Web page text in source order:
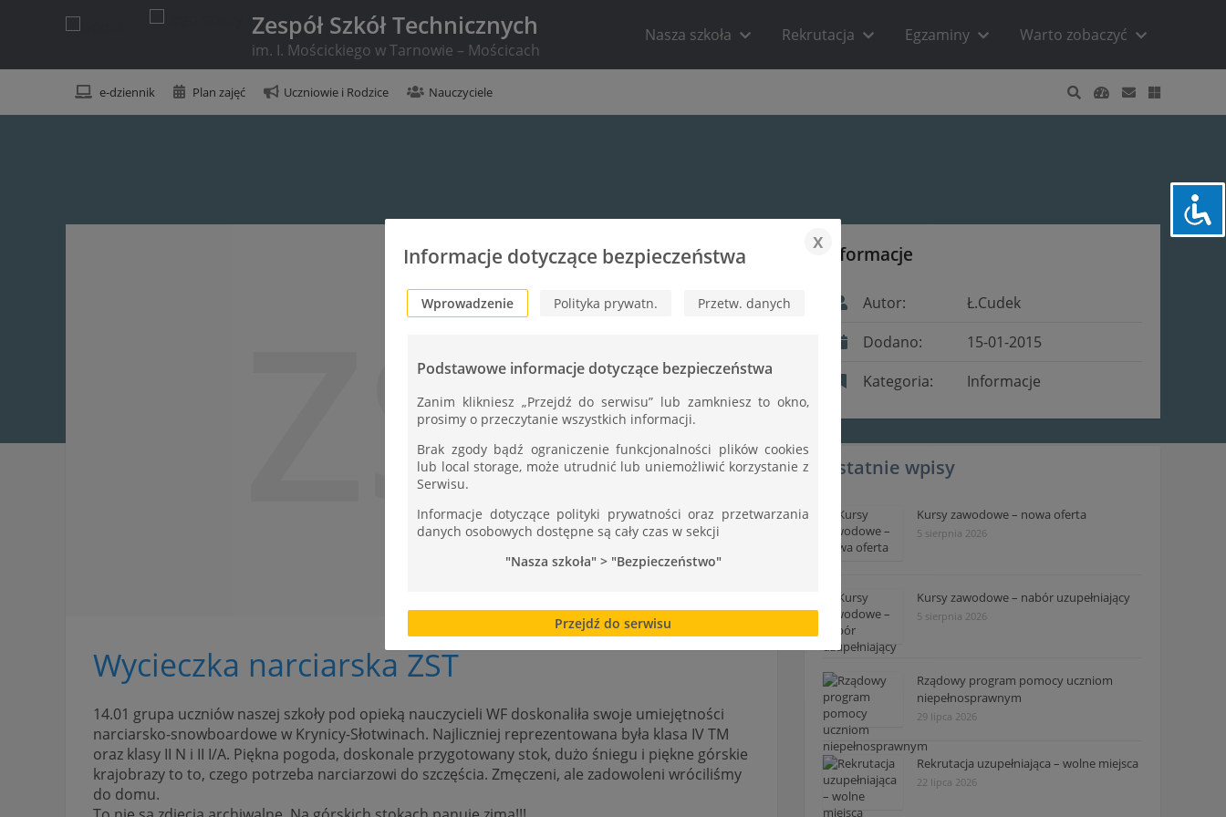
Zespół Szkół Technicznych
im. I. Mościckiego w Tarnowie – Mościcach
Nasza szkoła Rekrutacja Egzaminy Warto zobaczyć
e-dziennik Plan zajęć Uczniowie i Rodzice Nauczyciele
ZST
Wycieczka narciarska ZST
14.01 grupa uczniów naszej szkoły pod opieką nauczycieli WF doskonaliła swoje umiejętności
narciarsko-snowboardowe w Krynicy-Słotwinach. Najliczniej reprezentowana była klasa IV TM
oraz klasy II N i II I/A. Piękna pogoda, doskonale przygotowany stok, dużo śniegu i piękne górskie
krajobrazy to to, czego potrzeba narciarzowi do szczęścia. Zmęczeni, ale zadowoleni wróciliśmy
do domu.
Informacje
Autor:
Ł.Cudek
Dodano:
15-01-2015
Kategoria:
Informacje
Ostatnie wpisy
Kursy zawodowe – nowa oferta
5 sierpnia 2026
Kursy zawodowe – nabór uzupełniający
5 sierpnia 2026
Rządowy program pomocy uczniom
niepełnosprawnym
29 lipca 2026
Rekrutacja uzupełniająca – wolne miejsca
22 lipca 2026
Informacje dotyczące bezpieczeństwa
x
Wprowadzenie Polityka prywatn. Przetw. danych
Podstawowe informacje dotyczące bezpieczeństwa
Zanim klikniesz „Przejdź do serwisu” lub zamkniesz to okno,
prosimy o przeczytanie wszystkich informacji.
Brak zgody bądź ograniczenie funkcjonalności plików cookies
lub local storage, może utrudnić lub uniemożliwić korzystanie z
Serwisu.
Informacje dotyczące polityki prywatności oraz przetwarzania
danych osobowych dostępne są cały czas w sekcji
"Nasza szkoła" > "Bezpieczeństwo"
Przejdź do serwisu